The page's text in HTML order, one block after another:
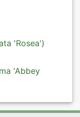
'Rosea')
'Abbey